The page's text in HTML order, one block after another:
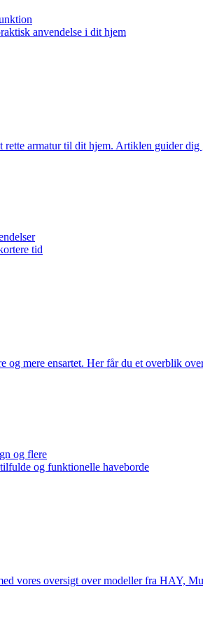
anvendelse i dit hjem
armatur til dit hjem. Artiklen guider
tid
og mere ensartet. Her får du et overblik
og flere
og funktionelle haveborde
vores oversigt over modeller fra HAY,